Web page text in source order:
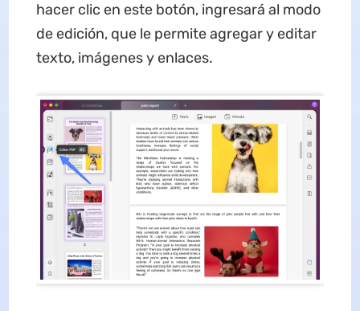
hacer clic en este botón, ingresará al modo
de edición, que le permite agregar y editar
texto, imágenes y enlaces.